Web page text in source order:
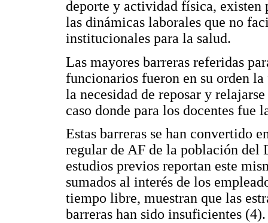
deporte y actividad física, existen
las dinámicas laborales que no
institucionales para la salud.
Las mayores barreras referidas
funcionarios fueron en su orden
la necesidad de reposar y
caso donde para los docentes fue
Estas barreras se han convertido
regular de AF de la población del
estudios previos reportan este
sumados al interés de los
tiempo libre, muestran que las
barreras han sido insuficientes (4).